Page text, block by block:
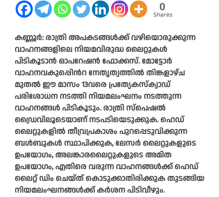
0
Shares
കണ്ണൂർ: രാത്രി അപകടങ്ങൾക്ക് വഴിയൊരുക്കുന്ന
വാഹനങ്ങളിലെ നിയമവിരുദ്ധ ലൈറ്റുകൾ
പിടികൂടാൻ ഓപറേഷൻ ഫോക്കസ്. മോട്ടോർ
വാഹനവകുപ്പി‍െൻറ നേതൃത്വത്തിൽ തിങ്കളാഴ്ച
മുതൽ ഈ മാസം 13വരെ പ്രത്യേകസ്ക്വാഡ്
പരിശോധന നടത്തി നിയമലംഘനം നടത്തുന്ന
വാഹനങ്ങൾ പിടികൂടും. രാത്രി സ്പെഷല്‍
ഡ്രൈവിലൂടെയാണ് നടപടിയെടുക്കുക. ഹെഡ്
ലൈറ്റുകളിൽ തീവ്രപ്രകാശം പുറപ്പെടുവിക്കുന്ന
ബൾബുകൾ സ്ഥാപിക്കുക, ലേസര്‍ ലൈറ്റുകളുടെ
ഉപയോഗം, അലങ്കാരലൈറ്റുകളുടെ അമിത
ഉപയോഗം, എതിരെ വരുന്ന വാഹനങ്ങൾക്ക് ഹെഡ്
ലൈറ്റ് ഡിം ചെയ്ത് കൊടുക്കാതിരിക്കുക തുടങ്ങിയ
നിയമലംഘനങ്ങൾക്ക് കർശന പിടിവീഴും.